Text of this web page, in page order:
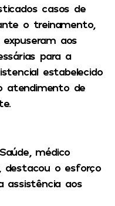
casos de
o treinamento,
aos
para a
estabelecido
atendimento de
médico
destacou o esforço
assistência aos